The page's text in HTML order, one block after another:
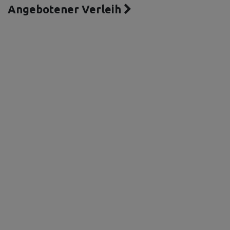
Angebotener Verleih